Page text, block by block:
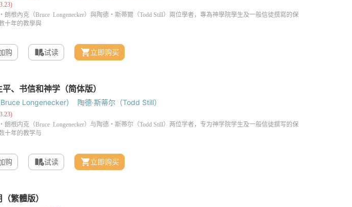
购 试读 立即购买
Longenecker） 陶德‧斯蒂尔（Todd Still）
购 试读 立即购买